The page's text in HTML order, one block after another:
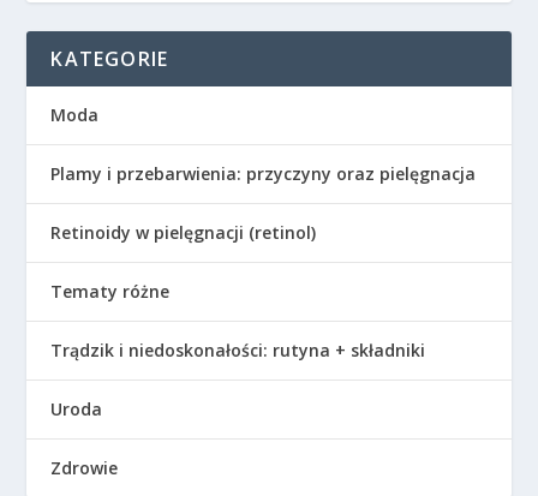
KATEGORIE
Moda
Plamy i przebarwienia: przyczyny oraz pielęgnacja
Retinoidy w pielęgnacji (retinol)
Tematy różne
Trądzik i niedoskonałości: rutyna + składniki
Uroda
Zdrowie